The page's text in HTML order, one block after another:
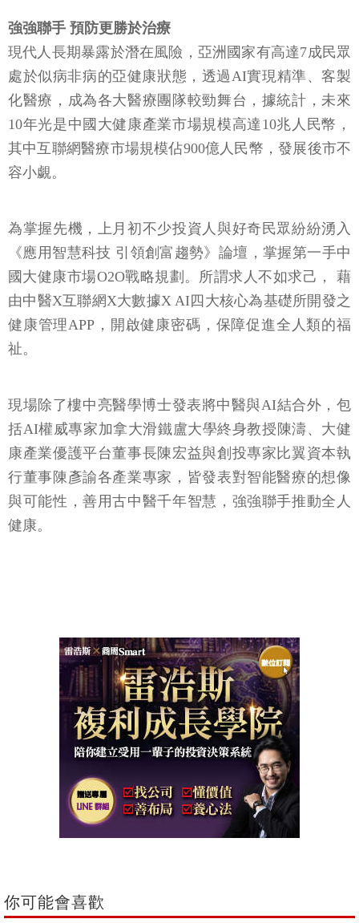
強強聯手 預防更勝於治療
現代人長期暴露於潛在風險，亞洲國家有高達7成民眾
處於似病非病的亞健康狀態，透過AI實現精準、客製
化醫療，成為各大醫療團隊較勁舞台，據統計，未來
10年光是中國大健康產業市場規模高達10兆人民幣，
其中互聯網醫療市場規模佔900億人民幣，發展後市不
容小覷。
為掌握先機，上月初不少投資人與好奇民眾紛紛湧入
《應用智慧科技 引領創富趨勢》論壇，掌握第一手中
國大健康市場O2O戰略規劃。所謂求人不如求己， 藉
由中醫X互聯網X大數據X AI四大核心為基礎所開發之
健康管理APP，開啟健康密碼，保障促進全人類的福
祉。
現場除了樓中亮醫學博士發表將中醫與AI結合外，包
括AI權威專家加拿大滑鐵盧大學終身教授陳濤、大健
康產業優護平台董事長陳宏益與創投專家比翼資本執
行董事陳彥諭各產業專家，皆發表對智能醫療的想像
與可能性，善用古中醫千年智慧，強強聯手推動全人
健康。
你可能會喜歡